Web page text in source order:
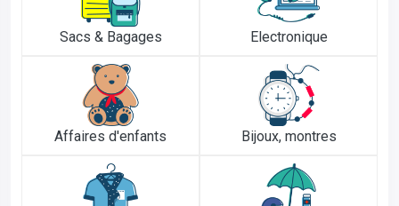
Sacs & Bagages Electronique
Affaires d'enfants Bijoux, montres